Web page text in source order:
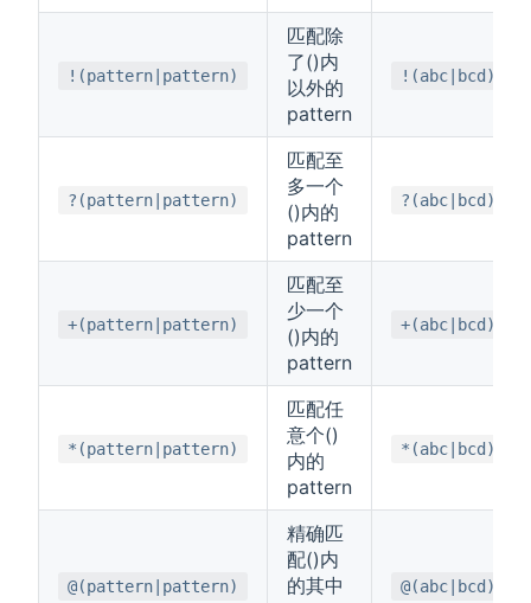
!(pattern|pattern)
匹配除
了()内
以外的
pattern
!(abc|bcd)
?(pattern|pattern)
匹配至
多一个
()内的
pattern
?(abc|bcd)
+(pattern|pattern)
匹配至
少一个
()内的
pattern
+(abc|bcd)
*(pattern|pattern)
匹配任
意个()
内的
pattern
*(abc|bcd)
@(pattern|pattern)
精确匹
配()内
的其中
@(abc|bcd)